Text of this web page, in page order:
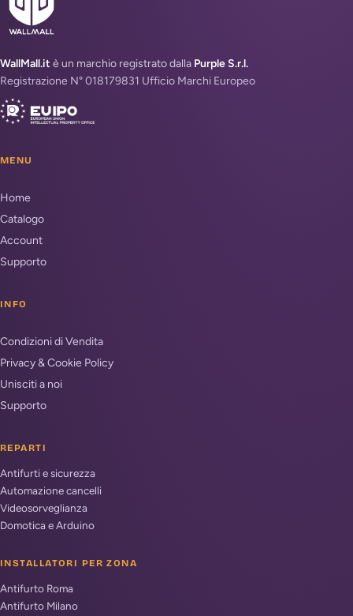
WallMall.it è un marchio registrato dalla Purple S.r.l.
Registrazione N° 018179831 Ufficio Marchi Europeo
MENU
Home
Catalogo
Account
Supporto
INFO
Condizioni di Vendita
Privacy & Cookie Policy
Unisciti a noi
Supporto
REPARTI
Antifurti e sicurezza
Automazione cancelli
Videosorveglianza
Domotica e Arduino
INSTALLATORI PER ZONA
Antifurto Roma
Antifurto Milano